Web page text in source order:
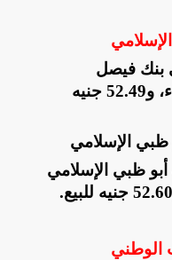
بنك فيصل
الإسلامي 52.39 جنيه للشراء، و52.49 جنيه
الإسلامي
ظبي الإسلامي
.
الوطني